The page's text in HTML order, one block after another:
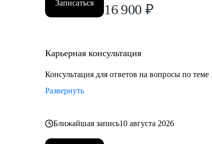
Записаться 16 900 ₽
Карьерная консультация
Консультация для ответов на вопросы по
Развернуть
Ближайшая запись10 августа 2026